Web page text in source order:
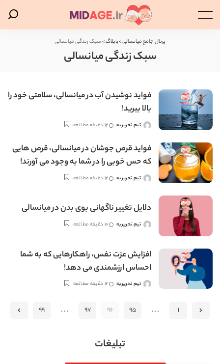
پرتال جامع میانسالی>وبلاگ>سبک زندگی میانسالی
سبک زندگی میانسالی
فواید نوشیدن آب در میانسالی، سلامتی خود را
بالا ببرید!
ارسال
توسط
تیم تحریریه 12 دقیقه مطالعه
فواید قرص جوشان در میانسالی، قرص هایی
که حس خوبی را در شما به وجود می آورند!
ارسالتیم تحریریه 12 دقیقه مطالعه
دلایل تغییر ناگهانی بوی بدن در میانسالی
ارسالتیم تحریریه 10 دقیقه مطالعه
افزایش عزت نفس، راهکارهایی که به شما
احساس ارزشمندی می دهد!
ارسال تیم تحریریه 12 دقیقه مطالعه
1
…
95
96
97
…
99
تبلیغات